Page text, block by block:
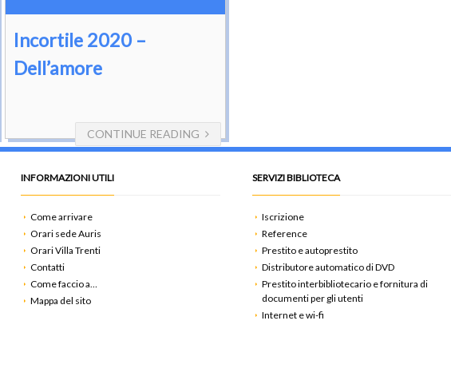
Incortile 2020 –
Dell’amore
CONTINUE READING
INFORMAZIONI UTILI
Come arrivare
Orari sede Auris
Orari Villa Trenti
Contatti
Come faccio a…
Mappa del sito
SERVIZI BIBLIOTECA
Iscrizione
Reference
Prestito e autoprestito
Distributore automatico di DVD
Prestito interbibliotecario e fornitura di
documenti per gli utenti
Internet e wi-fi